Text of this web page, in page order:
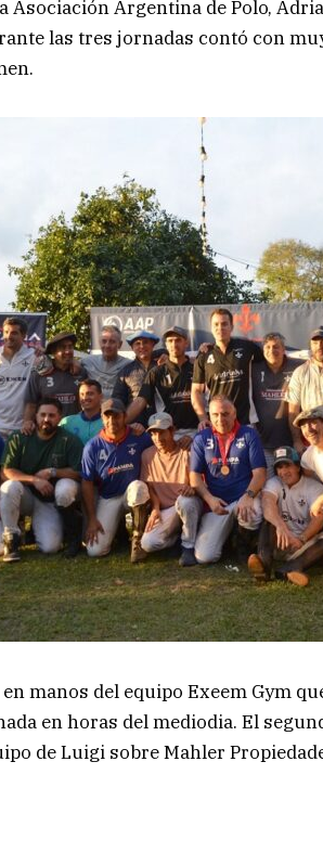
Argentina de Polo,
las tres jornadas contó con
manos del equipo Exeem Gym
en horas del mediodia. El
de Luigi sobre Mahler